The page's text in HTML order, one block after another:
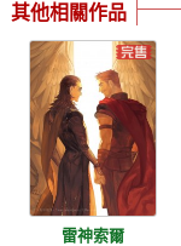
其他相關作品
雷神索爾